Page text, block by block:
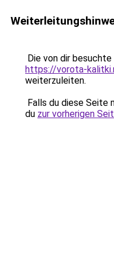
Die von dir
https://vorota-
weiterzuleiten.
Falls du diese Seite
du zur vorherigen